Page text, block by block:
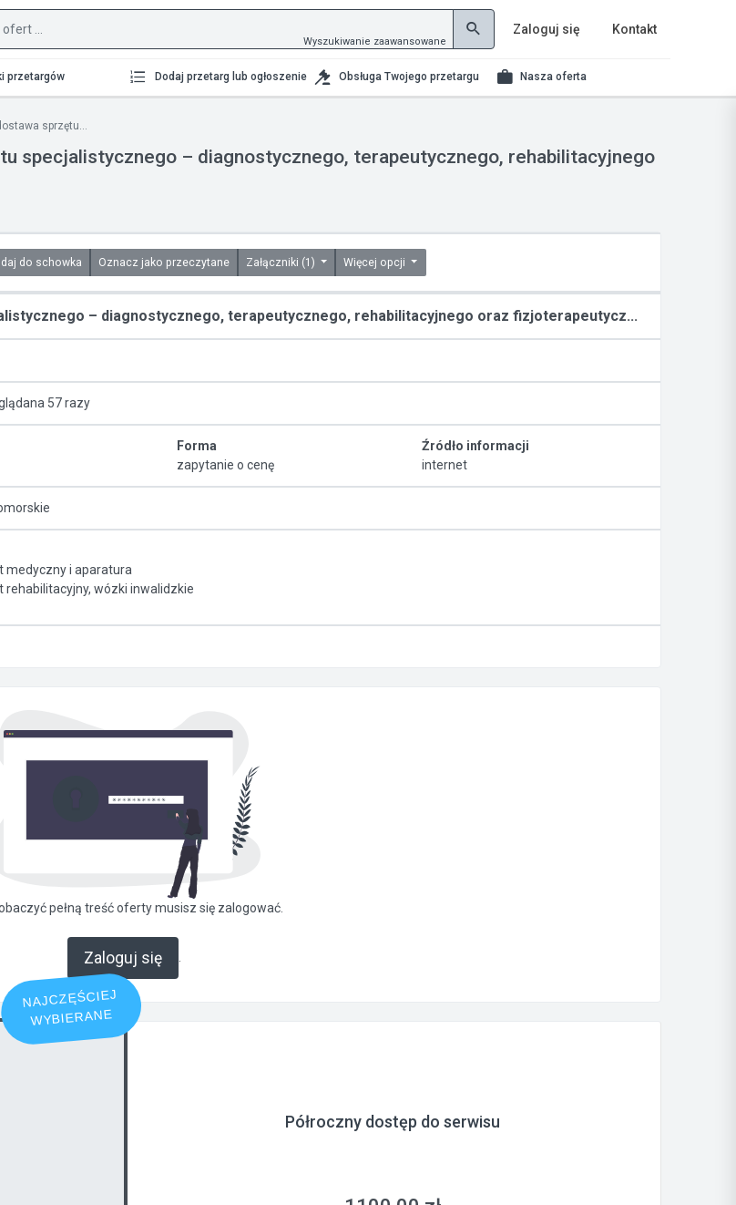
Wyszukiwanie zaawansowane
Zaloguj się Kontakt
przetargów Dodaj przetarg lub ogłoszenie Obsługa Twojego przetargu Nasza oferta
sprzętu...
specjalistycznego – diagnostycznego, terapeutycznego, rehabilitacyjnego
Dodaj do schowka Oznacz jako przeczytane Załączniki (1) Więcej opcji
– diagnostycznego, terapeutycznego, rehabilitacyjnego oraz fizjoterapeutycz...
57 razy
Forma
zapytanie o cenę
Źródło informacji
internet
medyczny i aparatura
rehabilitacyjny, wózki inwalidzkie
pełną treść oferty musisz się zalogować.
Zaloguj się
NAJCZĘŚCIEJ
WYBIERANE
Półroczny dostęp do serwisu